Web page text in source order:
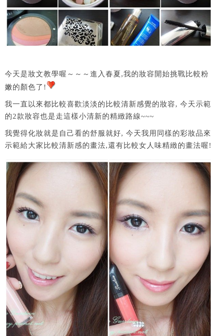
今天是妝文教學喔～～～進入春夏,我的妝容開始挑戰比較粉
嫩的顏色了!
我一直以來都比較喜歡淡淡的比較清新感覺的妝容, 今天示範
的2款妝容也是走這樣小清新的精緻路線~~~
我覺得化妝就是自己看的舒服就好, 今天我用同樣的彩妝品來
示範給大家比較清新感的畫法,還有比較女人味精緻的畫法喔!